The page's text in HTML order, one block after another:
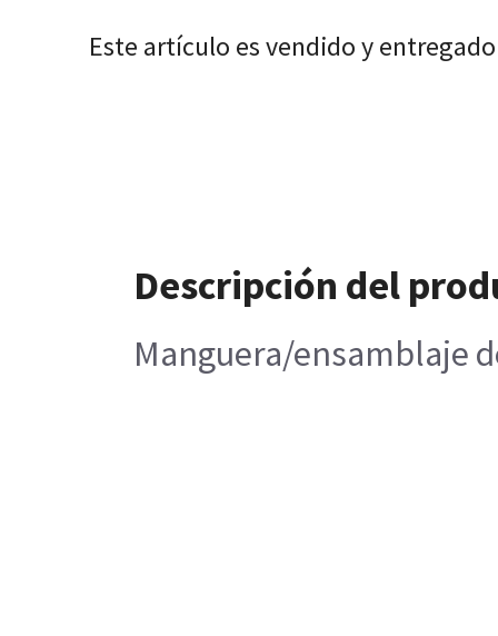
Este artículo es vendido y
Descripción del
Manguera/ensamblaje